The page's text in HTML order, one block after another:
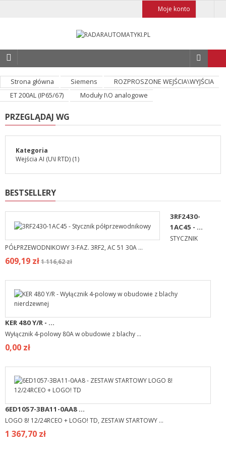
Moje konto
Strona główna Siemens
ROZPROSZONE WEJŚCIA\WYJŚCIA
ET 200AL (IP65/67)
Moduły I\O analogowe
PRZEGLĄDAJ WG
Kategoria
Wejścia AI (U\I RTD) (1)
BESTSELLERY
3RF2430-
1AC45 - ...
STYCZNIK
PÓŁPRZEWODNIKOWY 3-FAZ. 3RF2, AC 51 30A ...
609,19 zł1 116,62 zł
KER 480 Y/R - ...
Wyłącznik 4-polowy 80A w obudowie z blachy ...
0,00 zł
6ED1057-3BA11-0AA8 ...
LOGO 8! 12/24RCEO + LOGO! TD, ZESTAW STARTOWY ...
1 367,70 zł